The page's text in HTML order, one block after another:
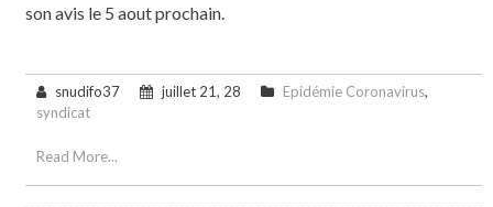
son avis le 5 aout prochain.
snudifo37 juillet 21, 28 Epidémie Coronavirus,
syndicat
Read More...